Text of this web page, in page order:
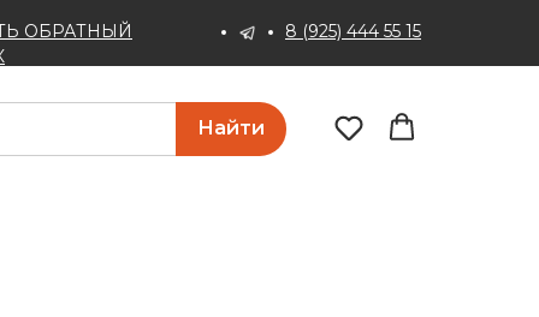
ОБРАТНЫЙ
8 (925) 444 55 15
Найти